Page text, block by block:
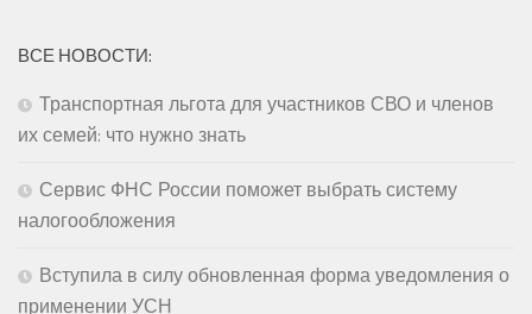
ВСЕ НОВОСТИ:
Транспортная льгота для участников СВО и членов
их семей: что нужно знать
Сервис ФНС России поможет выбрать систему
налогообложения
Вступила в силу обновленная форма уведомления о
применении УСН